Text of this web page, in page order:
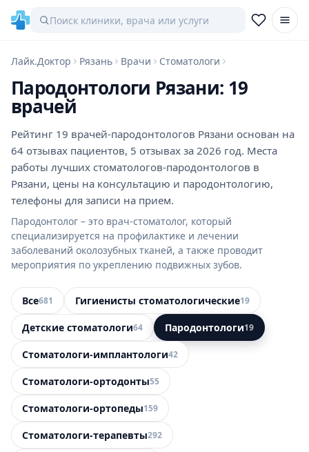
Лайк.Доктор Рязань Врачи Стоматологи
Пародонтологи Рязани: 19
врачей
Рейтинг 19 врачей-пародонтологов Рязани основан на
64 отзывах пациентов, 5 отзывах за 2026 год. Места
работы лучших стоматологов-пародонтологов в
Рязани, цены на консультацию и пародонтологию,
телефоны для записи на прием.
Пародонтолог – это врач-стоматолог, который
специализируется на профилактике и лечении
заболеваний околозубных тканей, а также проводит
мероприятия по укреплению подвижных зубов.
Все681 Гигиенисты стоматологические19
Детские стоматологи64 Пародонтологи19
Стоматологи-имплантологи42
Стоматологи-ортодонты55
Стоматологи-ортопеды159
Стоматологи-терапевты292